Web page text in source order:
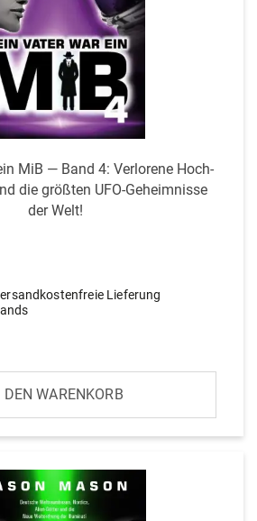
MiB — Band 4: Ver­lorene Hoch­
die größten UFO-Geheim­nisse
der Welt!
Lieferung
DEN WARENKORB